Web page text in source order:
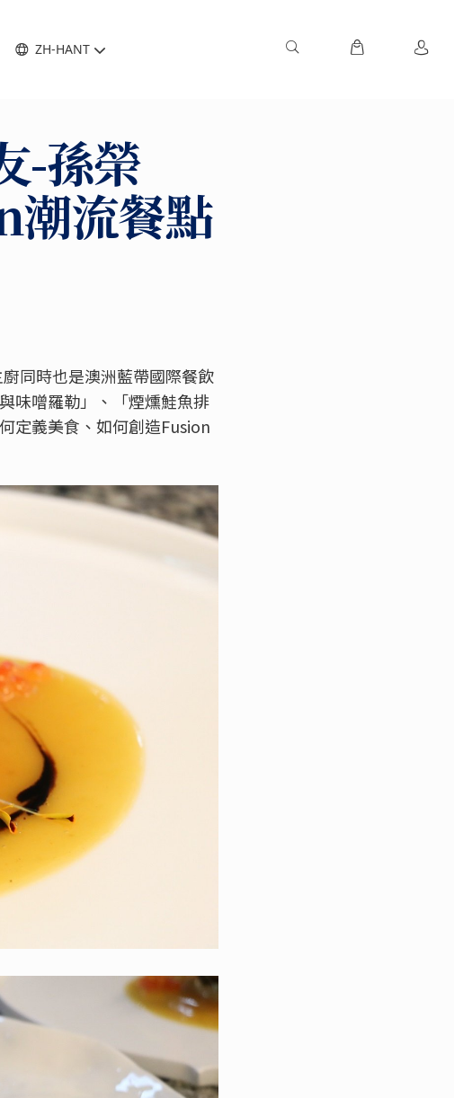
ZH-HANT
-孫榮
潮流餐點
同時也是澳洲藍帶國際餐飲
味噌羅勒」、「煙燻鮭魚排
定義美食、如何創造Fusion